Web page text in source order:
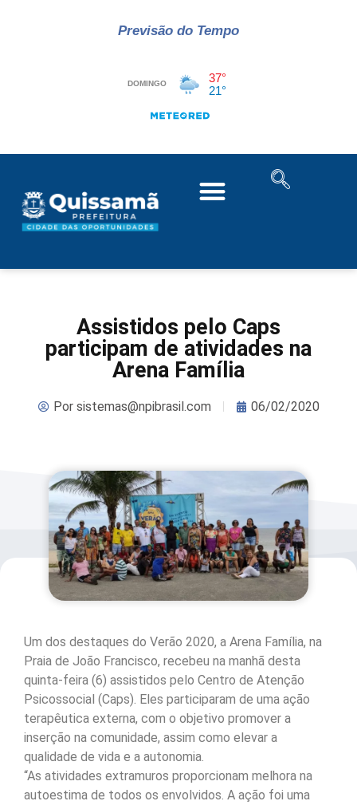
Previsão do Tempo
Assistidos pelo Caps
participam de atividades na
Arena Família
Porsistemas@npibrasil.com 06/02/2020
Um dos destaques do Verão 2020, a Arena Família, na
Praia de João Francisco, recebeu na manhã desta
quinta-feira (6) assistidos pelo Centro de Atenção
Psicossocial (Caps). Eles participaram de uma ação
terapêutica externa, com o objetivo promover a
inserção na comunidade, assim como elevar a
qualidade de vida e a autonomia.
“As atividades extramuros proporcionam melhora na
autoestima de todos os envolvidos. A ação foi uma